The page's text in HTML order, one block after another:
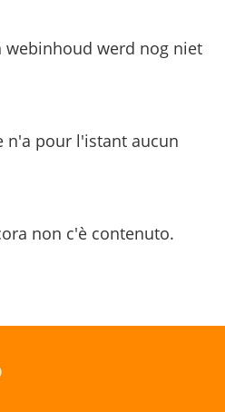
webinhoud werd nog niet
n'a pour l'istant aucun
non c'è contenuto.